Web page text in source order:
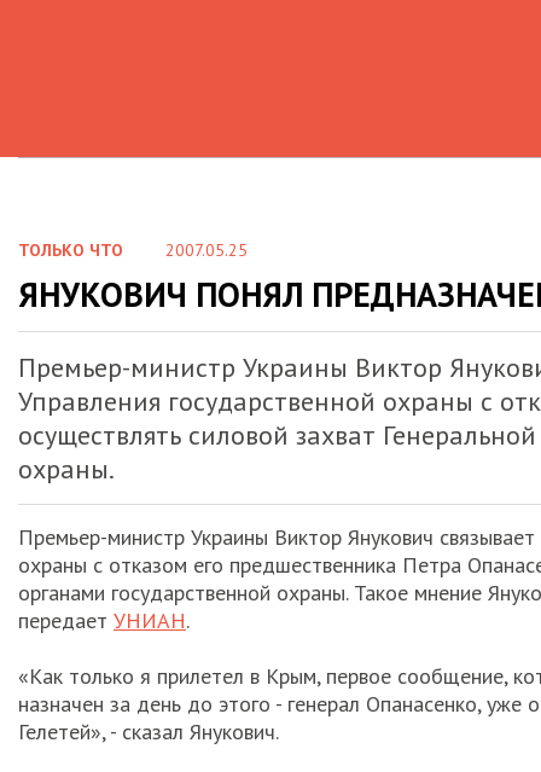
ТОЛЬКО ЧТО 2007.05.25
ЯНУКОВИЧ ПОНЯЛ
Премьер-министр Украины Виктор
Управления государственной охраны с
осуществлять силовой захват
охраны.
Премьер-министр Украины Виктор Янукович
охраны с отказом его предшественника Петра
органами государственной охраны. Такое мнение
передает УНИАН.
«Как только я прилетел в Крым, первое сообщение,
назначен за день до этого - генерал Опанасенко,
Гелетей», - сказал Янукович.